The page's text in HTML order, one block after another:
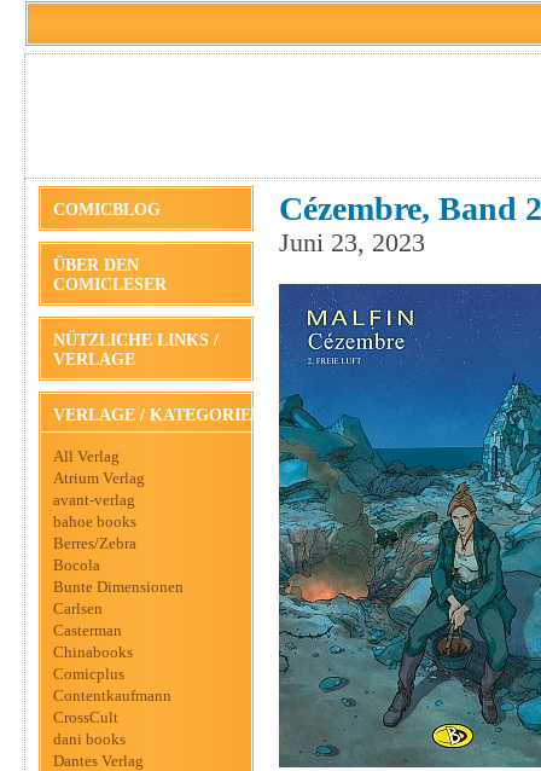
COMICBLOG
ÜBER DEN
COMICLESER
NÜTZLICHE LINKS /
VERLAGE
VERLAGE / KATEGORIEN
All Verlag
Atrium Verlag
avant-verlag
bahoe books
Berres/Zebra
Bocola
Bunte Dimensionen
Carlsen
Casterman
Chinabooks
Comicplus
Contentkaufmann
CrossCult
dani books
Dantes Verlag
Cézembre, Band
Juni 23, 2023